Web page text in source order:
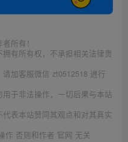
所有！
有所有权，不承担相关法律责
加客服微信 zt0512518 进行
于非法操作，一切后果与本站
表本站赞同其观点和对其真实
作 否则和作者 官网 无关